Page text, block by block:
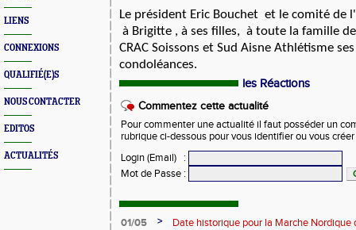
LIENS
CONNEXIONS
QUALIFIÉ(E)S
NOUS CONTACTER
EDITOS
ACTUALITÉS
Le président Eric Bouchet et le comité de
à Brigitte , à ses filles, à toute la famille
CRAC Soissons et Sud Aisne Athlétisme s
condoléances.
les Réactions
Commentez cette actualité
Pour commenter une actualité il faut posséder un
rubrique ci-dessous pour vous identifier ou vous
Login (Email)
:
Mot de Passe :
01/05 >
Date historique pour la Marche Nordique